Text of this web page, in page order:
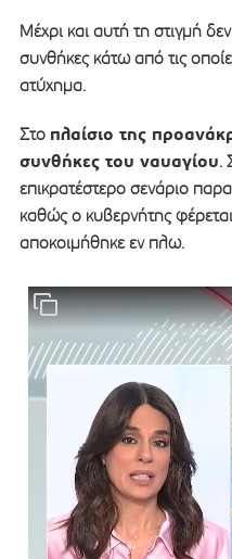
Μέχρι και αυτή τη στιγμή
συνθήκες κάτω από τις
ατύχημα.
Στο πλαίσιο της
συνθήκες του ναυαγίου.
επικρατέστερο σενάριο
καθώς ο κυβερνήτης
αποκοιμήθηκε εν πλω.